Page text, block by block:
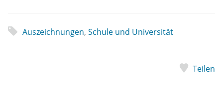
Auszeichnungen, Schule und Universität
Teilen